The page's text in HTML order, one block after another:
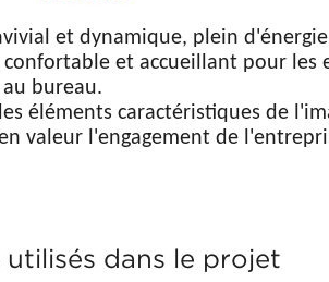
et dynamique, plein
et accueillant pour les
bureau.
éléments caractéristiques de
valeur l'engagement de
dans le projet